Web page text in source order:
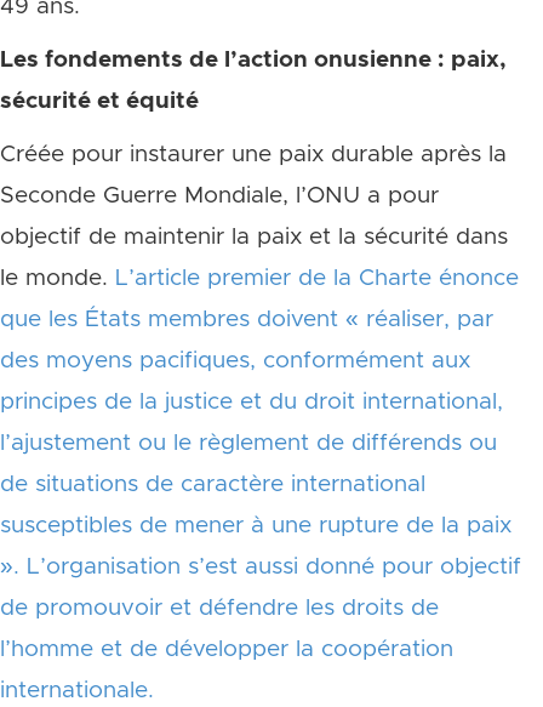
49 ans.
Les fondements de l’action onusienne : paix,
sécurité et équité
Créée pour instaurer une paix durable après la
Seconde Guerre Mondiale, l’ONU a pour
objectif de maintenir la paix et la sécurité dans
le monde. L’article premier de la Charte énonce
que les États membres doivent « réaliser, par
des moyens pacifiques, conformément aux
principes de la justice et du droit international,
l’ajustement ou le règlement de différends ou
de situations de caractère international
susceptibles de mener à une rupture de la paix
». L’organisation s’est aussi donné pour objectif
de promouvoir et défendre les droits de
l’homme et de développer la coopération
internationale.